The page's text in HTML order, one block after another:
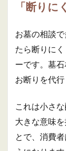
「断り
お墓の相談
たら断りに
ーです。墓
お断りを代
これは小さ
大きな意味
とで、消費